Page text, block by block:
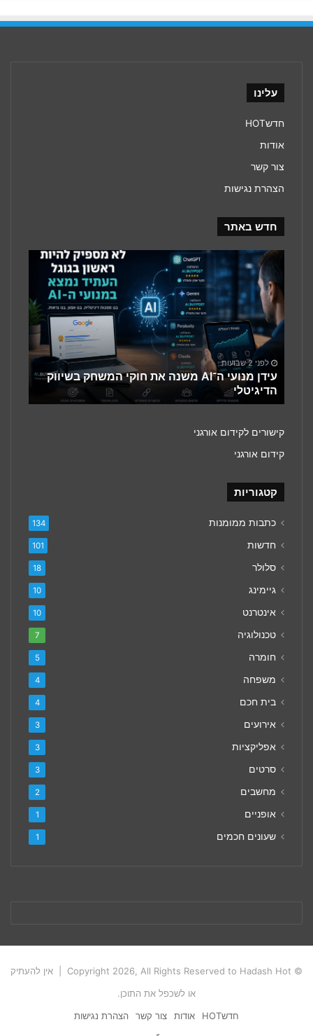
עלינו
חדשHOT
אודות
צור קשר
הצהרת נגישות
חדש באתר
עידן
מנועי
ה־AI
משנה
את
חוקי
המשחק
בשיווק
הדיגיטלי
לפני 2 שבועות
עידן מנועי ה־AI משנה את חוקי המשחק בשיווק
הדיגיטלי
קישורים לקידום אורגני
קידום אורגני
קטגוריות
כתבות ממומנות 134
חדשות 101
סלולר 18
גיימינג 10
אינטרנט 10
טכנולוגיה 7
חומרה 5
משפחה 4
בית חכם 4
אירועים 3
אפליקציות 3
סרטים 3
מחשבים 2
אופניים 1
שעונים חכמים 1
© Copyright 2026, All Rights Reserved to Hadash Hot | אין להעתיק
או לשכפל את התוכן.
חדשHOT
אודות צור קשר
הצהרת נגישות